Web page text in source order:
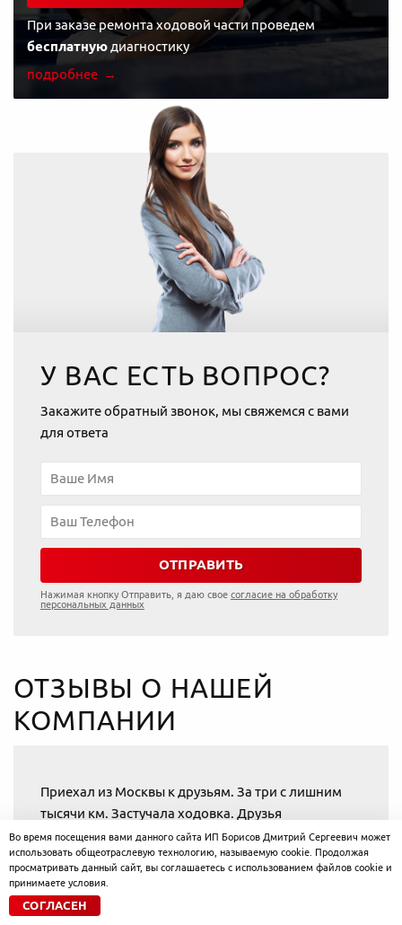
При заказе ремонта ходовой части проведем
бесплатнуюдиагностику
подробнее
У ВАС ЕСТЬ ВОПРОС?
Закажите обратный звонок, мы свяжемся с вами
для ответа
ОТПРАВИТЬ
Нажимая кнопку Отправить, я даю свое согласие на обработку
персональных данных
ОТЗЫВЫ О НАШЕЙ
КОМПАНИИ
Приехал из Москвы к друзьям. За три с лишним
тысячи км. Застучала ходовка. Друзья
посоветовали "РАЙ" . Приятно удивлен и
благодарен. Ребята быстро и грамотно
отдиагностировали, нашли детали. Не стали
разводить на дополнительные работы. Вобщем
благодарен, СПАСИБО! Так держать!!!
Во время посещения вами данного сайта ИП Борисов Дмитрий Сергеевич может
использовать общеотраслевую технологию, называемую cookie. Продолжая
просматривать данный сайт, вы соглашаетесь с использованием файлов cookie и
принимаете условия.
СОГЛАСЕН